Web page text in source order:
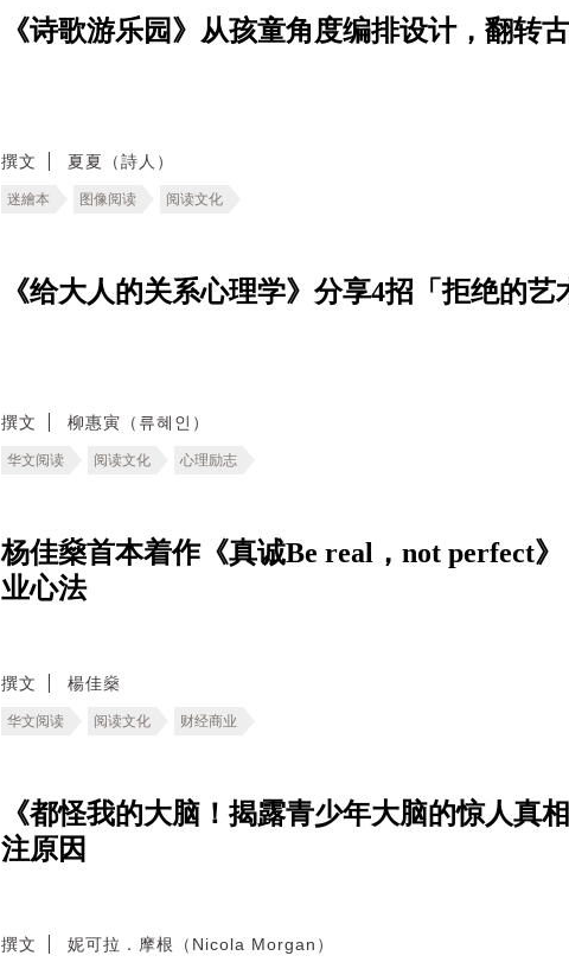
《诗歌游乐园》从孩童角度编排设计，翻转
撰文 夏夏（詩人）
迷繪本 图像阅读 阅读文化
《给大人的关系心理学》分享4招「拒绝的
撰文 柳惠寅（류혜인）
华文阅读 阅读文化 心理励志
杨佳燊首本着作《真诚Be real，not perfect
业心法
撰文 楊佳燊
华文阅读 阅读文化 财经商业
《都怪我的大脑！揭露青少年大脑的惊人真
注原因
撰文 妮可拉．摩根（Nicola Morgan）